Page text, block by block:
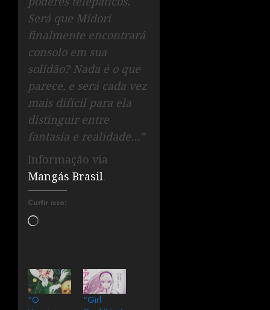
Será que Midori
finalmente encontrará
consolo em sua
solidão? Nada é o que
parece, e será cada vez
mais difícil para ela
distinguir entre
fantasia e realidade…”
Informação via
Mangás Brasil.
Curtir isso:
“O
“Girl